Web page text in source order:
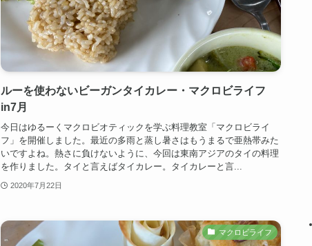
ルーを使わないビーガンタイカレー・マクロビライフ
in7月
今日はゆるーくマクロビオティックを学ぶ料理教室「マクロビライ
フ」を開催しました。最近の多雨と蒸し暑さはもうまるで亜熱帯みた
いですよね。熱さに負けないように、今回は東南アジアのタイの料理
を作りました。タイと言えばタイカレー。タイカレーと言...
2020年7月22日
マクロビライフ